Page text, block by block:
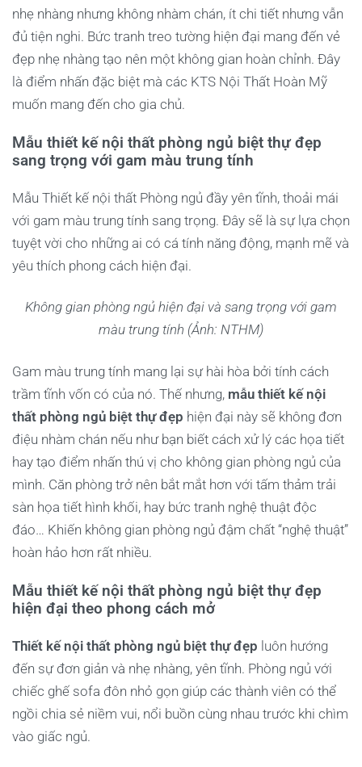
nhẹ nhàng nhưng không nhàm chán, ít chi tiết nhưng vẫn
đủ tiện nghi. Bức tranh treo tường hiện đại mang đến vẻ
đẹp nhẹ nhàng tạo nên một không gian hoàn chỉnh. Đây
là điểm nhấn đặc biệt mà các KTS Nội Thất Hoàn Mỹ
muốn mang đến cho gia chủ.
Mẫu thiết kế nội thất phòng ngủ biệt thự đẹp
sang trọng với gam màu trung tính
Mẫu Thiết kế nội thất Phòng ngủ đầy yên tĩnh, thoải mái
với gam màu trung tính sang trọng. Đây sẽ là sự lựa chọn
tuyệt vời cho những ai có cá tính năng động, mạnh mẽ và
yêu thích phong cách hiện đại.
Không gian phòng ngủ hiện đại và sang trọng với gam
màu trung tính (Ảnh: NTHM)
Gam màu trung tính mang lại sự hài hòa bởi tính cách
trầm tĩnh vốn có của nó. Thế nhưng, mẫu thiết kế nội
thất phòng ngủ biệt thự đẹp hiện đại này sẽ không đơn
điệu nhàm chán nếu như bạn biết cách xử lý các họa tiết
hay tạo điểm nhấn thú vị cho không gian phòng ngủ của
mình. Căn phòng trở nên bắt mắt hơn với tấm thảm trải
sàn họa tiết hình khối, hay bức tranh nghệ thuật độc
đáo… Khiến không gian phòng ngủ đậm chất “nghệ thuật”
hoàn hảo hơn rất nhiều.
Mẫu thiết kế nội thất phòng ngủ biệt thự đẹp
hiện đại theo phong cách mở
Thiết kế nội thất phòng ngủ biệt thự đẹp luôn hướng
đến sự đơn giản và nhẹ nhàng, yên tĩnh. Phòng ngủ với
chiếc ghế sofa đôn nhỏ gọn giúp các thành viên có thể
ngồi chia sẻ niềm vui, nổi buồn cùng nhau trước khi chìm
vào giấc ngủ.